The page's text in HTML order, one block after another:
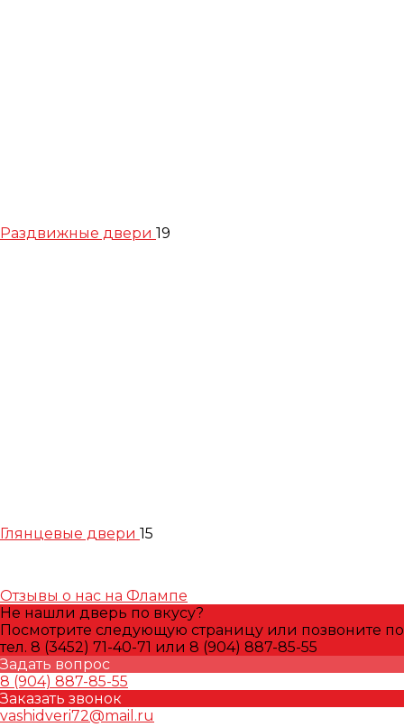
Раздвижные двери 19
Глянцевые двери 15
Отзывы о нас на Флампе
Не нашли дверь по вкусу?
Посмотрите следующую страницу или позвоните по
тел. 8 (3452) 71-40-71 или 8 (904) 887-85-55
Задать вопрос
8 (904) 887-85-55
Заказать звонок
vashidveri72@mail.ru